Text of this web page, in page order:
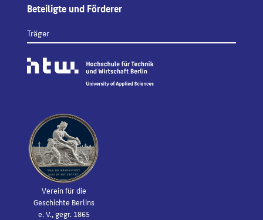
Beteiligte und Förderer
Träger
Verein für die
Geschichte Berlins
e. V., gegr. 1865